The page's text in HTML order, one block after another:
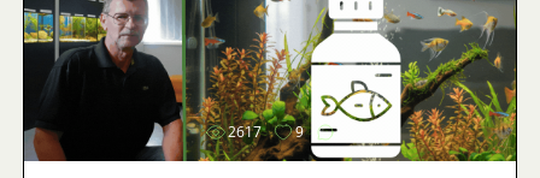
Bild
2617 9